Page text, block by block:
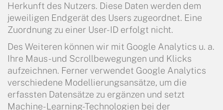
Herkunft des Nutzers. Diese Daten werden dem
jeweiligen Endgerät des Users zugeordnet. Eine
Zuordnung zu einer User-ID erfolgt nicht.
Des Weiteren können wir mit Google Analytics u. a.
Ihre Maus- und Scrollbewegungen und Klicks
aufzeichnen. Ferner verwendet Google Analytics
verschiedene Modellierungsansätze, um die
erfassten Datensätze zu ergänzen und setzt
Machine-Learning-Technologien bei der